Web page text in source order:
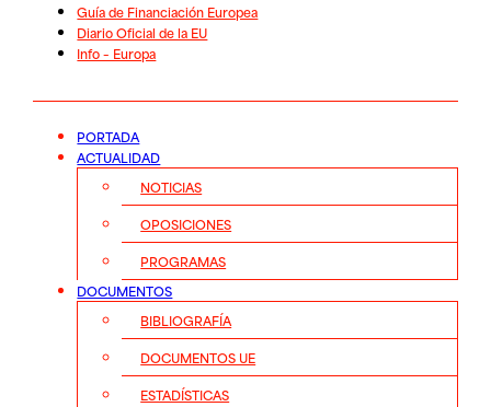
Guía de Financiación Europea
Diario Oficial de la EU
Info – Europa
PORTADA
ACTUALIDAD
NOTICIAS
OPOSICIONES
PROGRAMAS
DOCUMENTOS
BIBLIOGRAFÍA
DOCUMENTOS UE
ESTADÍSTICAS